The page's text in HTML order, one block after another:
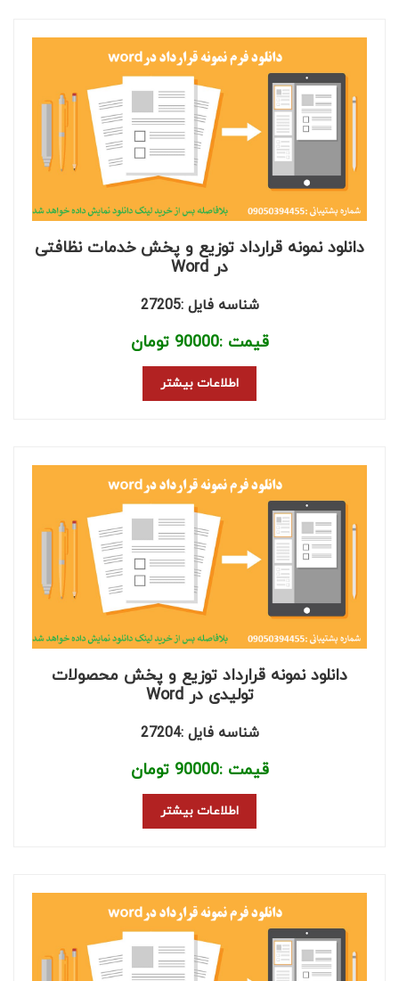
دانلود نمونه قرارداد توزیع و پخش خدمات نظافتی
در Word
شناسه فایل :27205
قیمت :90000 تومان
اطلاعات بیشتر
دانلود نمونه قرارداد توزیع و پخش محصولات
تولیدی در Word
شناسه فایل :27204
قیمت :90000 تومان
اطلاعات بیشتر